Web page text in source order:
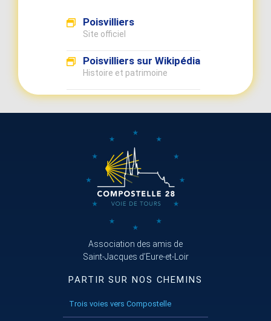
Poisvilliers
Site officiel
Poisvilliers sur Wikipédia
Histoire et patrimoine
Association des amis de
Saint-Jacques d’Eure-et-Loir
PARTIR SUR NOS CHEMINS
Trois voies vers Compostelle